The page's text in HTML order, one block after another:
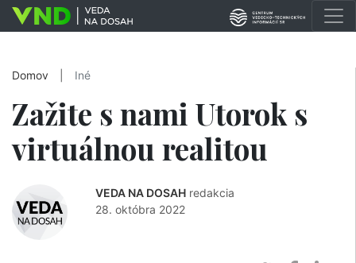
Domov Iné
Zažite s nami Utorok s
virtuálnou realitou
VEDA NA DOSAH redakcia
28. októbra 2022